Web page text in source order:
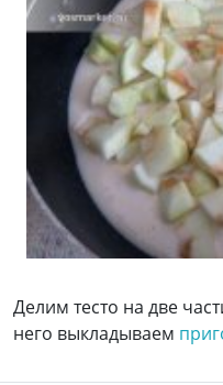
Делим тесто на две
него выкладываем